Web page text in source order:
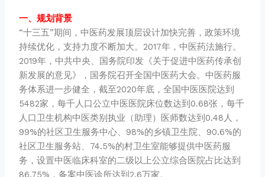
一、规划背景
“十三五”期间，中医药发展顶层设计加快完善，政策环境
持续优化，支持力度不断加大。2017年，中医药法施行。
2019年，中共中央、国务院印发《关于促进中医药传承创
新发展的意见》，国务院召开全国中医药大会。中医药服
务体系进一步健全，截至2020年底，全国中医医院达到
5482家，每千人口公立中医医院床位数达到0.68张，每千
人口卫生机构中医类别执业（助理）医师数达到0.48人，
99%的社区卫生服务中心、98%的乡镇卫生院、90.6%的
社区卫生服务站、74.5%的村卫生室能够提供中医药服
务，设置中医临床科室的二级以上公立综合医院占比达到
86.75%，备案中医诊所达到2.6万家。